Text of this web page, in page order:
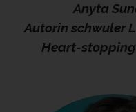
Anyta
Autorin schwuler
Heart-